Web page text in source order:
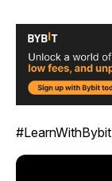
#LearnWithBybit